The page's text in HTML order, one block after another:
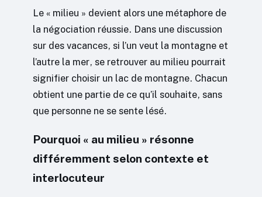
Le « milieu » devient alors une métaphore de
la négociation réussie. Dans une discussion
sur des vacances, si l’un veut la montagne et
l’autre la mer, se retrouver au milieu pourrait
signifier choisir un lac de montagne. Chacun
obtient une partie de ce qu’il souhaite, sans
que personne ne se sente lésé.
Pourquoi « au milieu » résonne
différemment selon contexte et
interlocuteur